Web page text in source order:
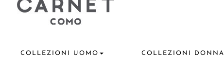
COLLEZIONI UOMO COLLEZIONI DONNA